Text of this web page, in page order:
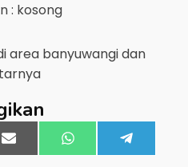
: kosong
area banyuwangidan
Share
on
Email Share
on
WhatsApp
on